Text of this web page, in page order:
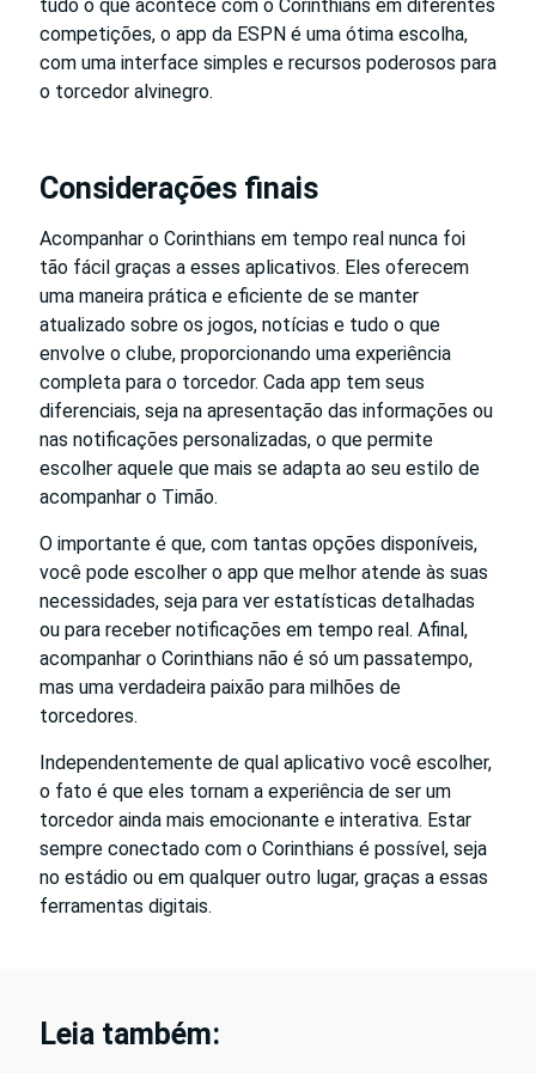
tudo o que acontece com o Corinthians em diferentes
competições, o app da ESPN é uma ótima escolha,
com uma interface simples e recursos poderosos para
o torcedor alvinegro.
Considerações finais
Acompanhar o Corinthians em tempo real nunca foi
tão fácil graças a esses aplicativos. Eles oferecem
uma maneira prática e eficiente de se manter
atualizado sobre os jogos, notícias e tudo o que
envolve o clube, proporcionando uma experiência
completa para o torcedor. Cada app tem seus
diferenciais, seja na apresentação das informações ou
nas notificações personalizadas, o que permite
escolher aquele que mais se adapta ao seu estilo de
acompanhar o Timão.
O importante é que, com tantas opções disponíveis,
você pode escolher o app que melhor atende às suas
necessidades, seja para ver estatísticas detalhadas
ou para receber notificações em tempo real. Afinal,
acompanhar o Corinthians não é só um passatempo,
mas uma verdadeira paixão para milhões de
torcedores.
Independentemente de qual aplicativo você escolher,
o fato é que eles tornam a experiência de ser um
torcedor ainda mais emocionante e interativa. Estar
sempre conectado com o Corinthians é possível, seja
no estádio ou em qualquer outro lugar, graças a essas
ferramentas digitais.
Leia também: